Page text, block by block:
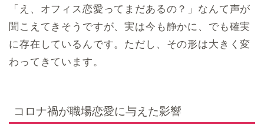
「え、オフィス恋愛ってまだあるの？」なんて声が
聞こえてきそうですが、実は今も静かに、でも確実
に存在しているんです。ただし、その形は大きく変
わってきています。
コロナ禍が職場恋愛に与えた影響